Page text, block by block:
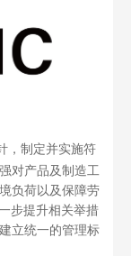
，制定并实施符
对产品及制造工
负荷以及保障劳
步提升相关举措
立统一的管理标